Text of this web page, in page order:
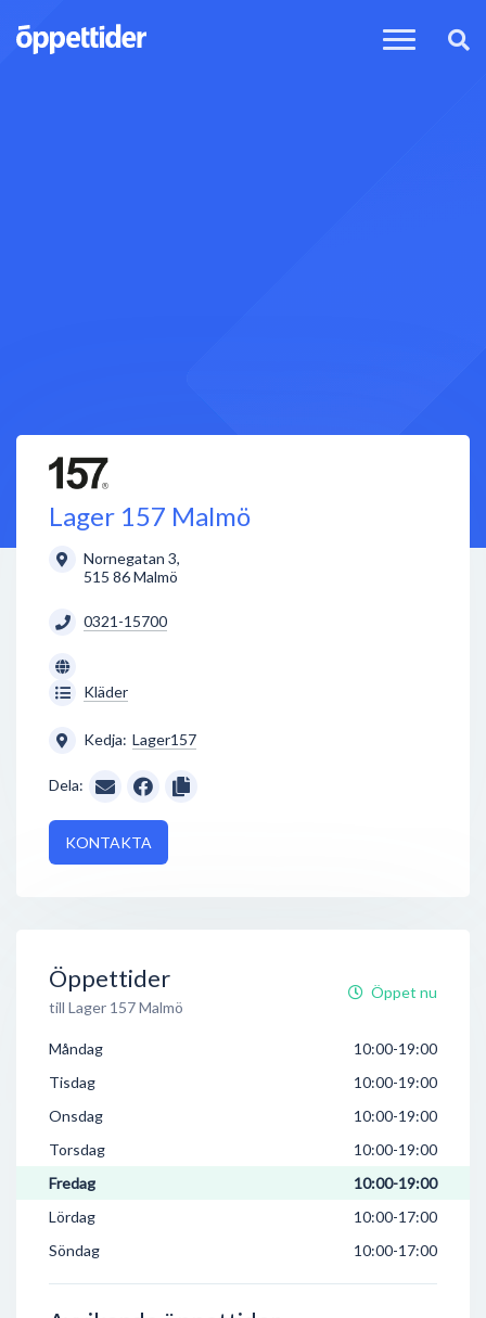
Lager 157 Malmö
Nornegatan 3,
515 86Malmö
0321-15700
Kläder
Kedja: Lager157
Dela:
KONTAKTA
Öppettider
till Lager 157 Malmö
Öppet nu
Måndag
10:00-19:00
Tisdag
10:00-19:00
Onsdag
10:00-19:00
Torsdag
10:00-19:00
Fredag
10:00-19:00
Lördag
10:00-17:00
Söndag
10:00-17:00